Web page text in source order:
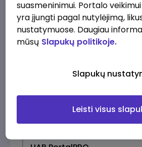
suasmeninimui. Portalo
yra įjungti pagal nutylėjimą,
nustatymuose. Daugiau
mūsų Slapukų politikoje.
Slapukų
Leisti visus